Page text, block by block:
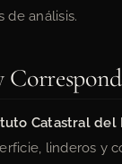
de análisis.
Catastral del
linderos y